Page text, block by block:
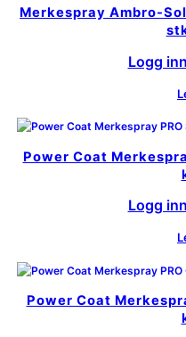
Merkespray Ambro-
Logg
Power Coat
Logg
Power Coat